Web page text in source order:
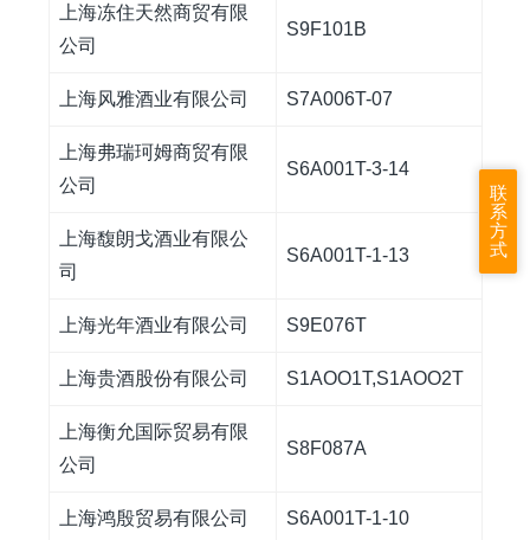
上海冻住天然商贸有限
公司
S9F101B
上海风雅酒业有限公司 S7A006T-07
上海弗瑞珂姆商贸有限
公司
S6A001T-3-14
上海馥朗戈酒业有限公
司
S6A001T-1-13
上海光年酒业有限公司 S9E076T
上海贵酒股份有限公司 S1AOO1T,S1AOO2T
上海衡允国际贸易有限
公司
S8F087A
上海鸿殷贸易有限公司 S6A001T-1-10
联
系
方
式